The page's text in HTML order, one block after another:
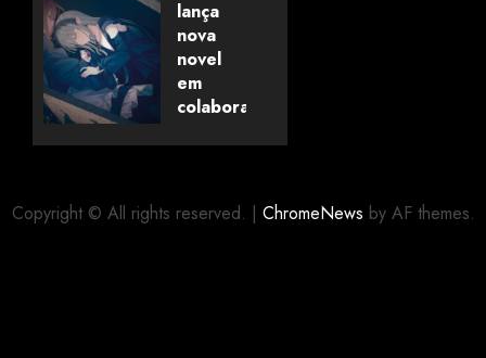
anunciado
pela
Universo
dos
Livros
lança
nova
novel
em
colaboração
Copyright © All rights reserved. | ChromeNews by AF themes.